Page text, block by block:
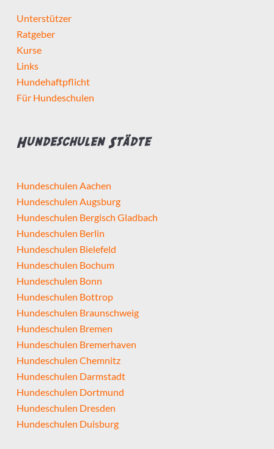
Unterstützer
Ratgeber
Kurse
Links
Hundehaftpflicht
Für Hundeschulen
Hundeschulen Städte
Hundeschulen Aachen
Hundeschulen Augsburg
Hundeschulen Bergisch Gladbach
Hundeschulen Berlin
Hundeschulen Bielefeld
Hundeschulen Bochum
Hundeschulen Bonn
Hundeschulen Bottrop
Hundeschulen Braunschweig
Hundeschulen Bremen
Hundeschulen Bremerhaven
Hundeschulen Chemnitz
Hundeschulen Darmstadt
Hundeschulen Dortmund
Hundeschulen Dresden
Hundeschulen Duisburg